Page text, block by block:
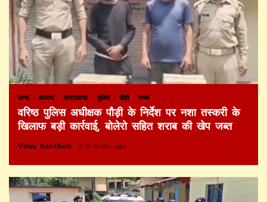
अन्य अपराध उत्तराखण्ड पुलिस पौड़ी राज्य
वरिष्ठ पुलिस अधीक्षक पौड़ी के निर्देश पर नशा तस्करी के
खिलाफ बड़ी कार्रवाई, बोलेरो सहित शराब की खेप जब्त
Vinay Kainthola 2 months ago